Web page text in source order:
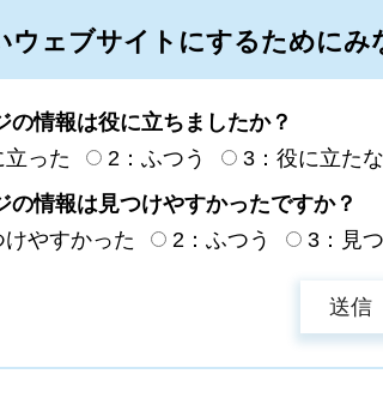
ウェブサイトにするために
の情報は役に立ちましたか？
立った
2：ふつう
3：役に立た
の情報は見つけやすかったですか？
けやすかった
2：ふつう 3：見